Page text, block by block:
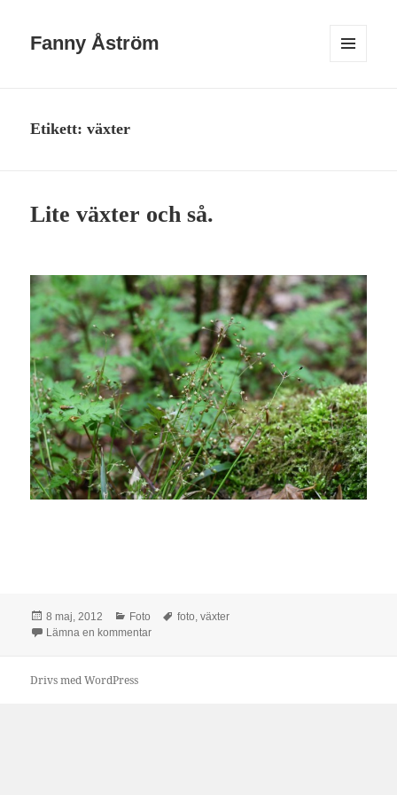
Fanny Åström
Etikett:växter
Lite växter och så.
Postat
8 maj, 2012 Kategorier
Foto Taggar
foto,växter
Lämna en kommentartill Lite växter och så.
Drivs med WordPress